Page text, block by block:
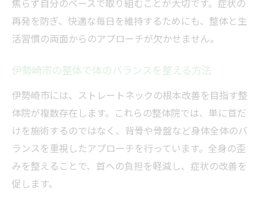
焦らず自分のペースで取り組むことが大切です。症状の
再発を防ぎ、快適な毎日を維持するためにも、整体と生
活習慣の両面からのアプローチが欠かせません。
伊勢崎市の整体で体のバランスを整える方法
伊勢崎市には、ストレートネックの根本改善を目指す整
体院が複数存在します。これらの整体院では、単に首だ
けを施術するのではなく、背骨や骨盤など身体全体のバ
ランスを重視したアプローチを行っています。全身の歪
みを整えることで、首への負担を軽減し、症状の改善を
促します。